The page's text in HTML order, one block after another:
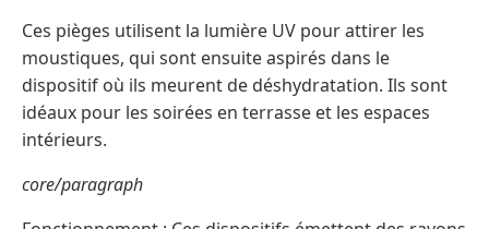
Ces pièges utilisent la lumière UV pour attirer les
moustiques, qui sont ensuite aspirés dans le
dispositif où ils meurent de déshydratation. Ils sont
idéaux pour les soirées en terrasse et les espaces
intérieurs.
core/paragraph